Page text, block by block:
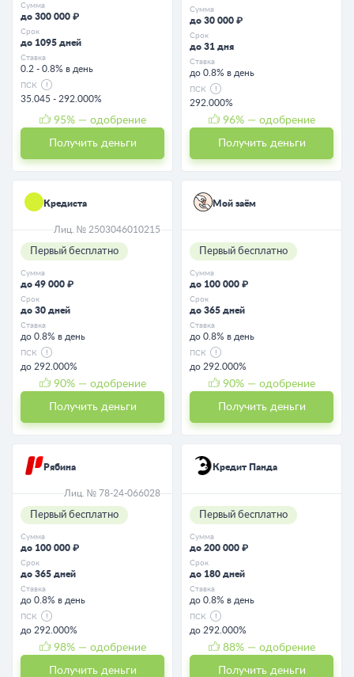
Сумма
до 300 000 ₽
Срок
до 1095 дней
Ставка
0.2 - 0.8% в день
ПСК
35.045 - 292.000%
95% — одобрение
Получить деньги
Сумма
до 30 000 ₽
Срок
до 31 дня
Ставка
до 0.8% в день
ПСК
292.000%
96% — одобрение
Получить деньги
Кредиста
Лиц. № 2503046010215
Первый бесплатно
Сумма
до 49 000 ₽
Срок
до 30 дней
Ставка
до 0.8% в день
ПСК
до 292.000%
90% — одобрение
Получить деньги
Мой заём
Первый бесплатно
Сумма
до 100 000 ₽
Срок
до 365 дней
Ставка
до 0.8% в день
ПСК
до 292.000%
90% — одобрение
Получить деньги
Рябина
Лиц. № 78-24-066028
Первый бесплатно
Сумма
до 100 000 ₽
Срок
до 365 дней
Ставка
до 0.8% в день
ПСК
до 292.000%
98% — одобрение
Получить деньги
Кредит Панда
Первый бесплатно
Сумма
до 200 000 ₽
Срок
до 180 дней
Ставка
до 0.8% в день
ПСК
до 292.000%
88% — одобрение
Получить деньги